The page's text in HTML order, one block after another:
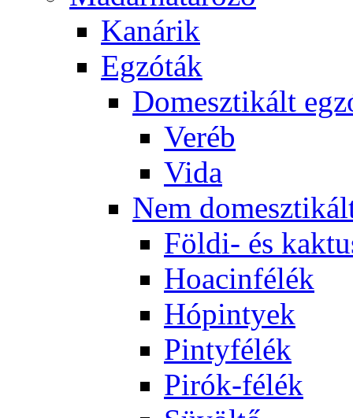
Kanárik
Egzóták
Domesztikált
Veréb
Vida
Nem
Földi- és
Hoacinfélék
Hópintyek
Pintyfélék
Pirók-félék